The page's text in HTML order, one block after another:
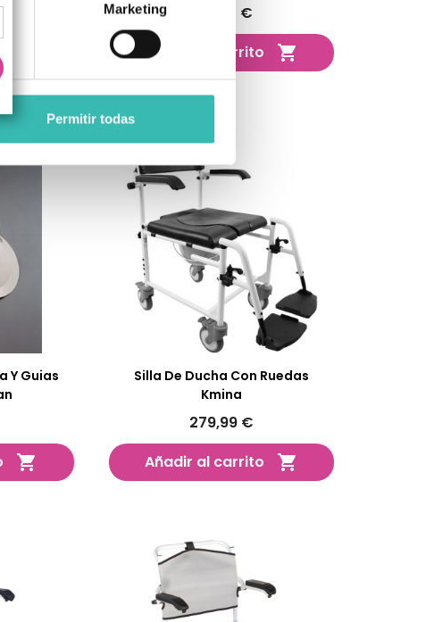
Marketing
Permitir todas
129,00 €
Añadir al carrito

Y Guias

Silla De Ducha Con Ruedas
Kmina
279,99 €
Añadir al carrito
